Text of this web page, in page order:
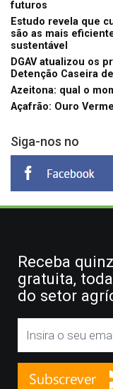
futuros
Estudo revela que
são as mais
sustentável
DGAV atualizou os
Detenção Caseira
Azeitona: qual o
Açafrão: Ouro
Siga-nos no
Receba
gratuita,
do setor